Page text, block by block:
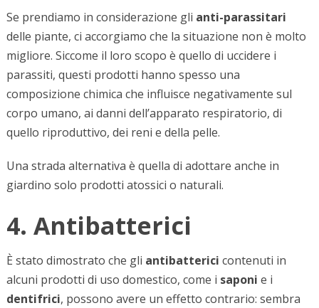
Se prendiamo in considerazione gli anti-parassitari
delle piante, ci accorgiamo che la situazione non è molto
migliore. Siccome il loro scopo è quello di uccidere i
parassiti, questi prodotti hanno spesso una
composizione chimica che influisce negativamente sul
corpo umano, ai danni dell’apparato respiratorio, di
quello riproduttivo, dei reni e della pelle.
Una strada alternativa è quella di adottare anche in
giardino solo prodotti atossici o naturali.
4. Antibatterici
È stato dimostrato che gli antibatterici contenuti in
alcuni prodotti di uso domestico, come i saponi e i
dentifrici, possono avere un effetto contrario: sembra